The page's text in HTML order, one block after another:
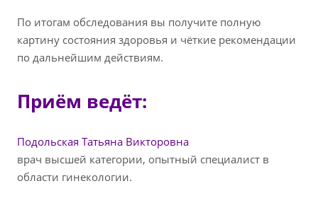
По итогам обследования вы получите полную
картину состояния здоровья и чёткие рекомендации
по дальнейшим действиям.
Приём ведёт:
Подольская Татьяна Викторовна
врач высшей категории, опытный специалист в
области гинекологии.